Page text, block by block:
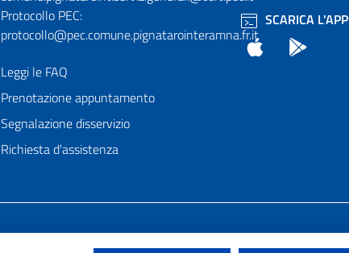
Protocollo PEC:
protocollo@pec.comune.pignatarointeramna.fr.it
Leggi le FAQ
Prenotazione appuntamento
Segnalazione disservizio
Richiesta d'assistenza
SCARICA L'APP
App Store